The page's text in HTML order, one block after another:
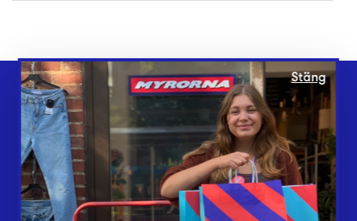
Webbshop
Butiker
Lämna in
Vårt överskott
Stäng